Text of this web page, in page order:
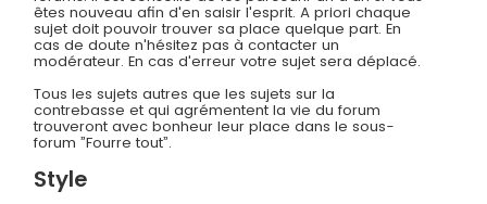
êtes nouveau afin d'en saisir l'esprit. A priori chaque
sujet doit pouvoir trouver sa place quelque part. En
cas de doute n'hésitez pas à contacter un
modérateur. En cas d'erreur votre sujet sera déplacé.
Tous les sujets autres que les sujets sur la
contrebasse et qui agrémentent la vie du forum
trouveront avec bonheur leur place dans le sous-
forum ”Fourre tout”.
Style